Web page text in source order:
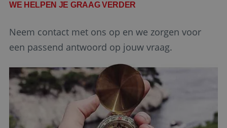
WE HELPEN JE GRAAG VERDER
Neem contact met ons op en we zorgen voor
een passend antwoord op jouw vraag.
Google Privacy Policy